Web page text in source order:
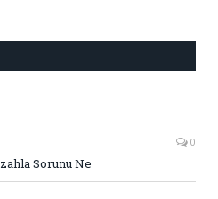
0
Sorunu Ne